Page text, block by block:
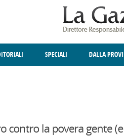
SPECIALI DALLA
contro la povera gente